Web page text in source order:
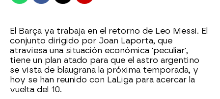
El Barça ya trabaja en el retorno de Leo Messi. El
conjunto dirigido por Joan Laporta, que
atraviesa una situación económica 'peculiar',
tiene un plan atado para que el astro argentino
se vista de blaugrana la próxima temporada, y
hoy se han reunido con LaLiga para acercar la
vuelta del 10.